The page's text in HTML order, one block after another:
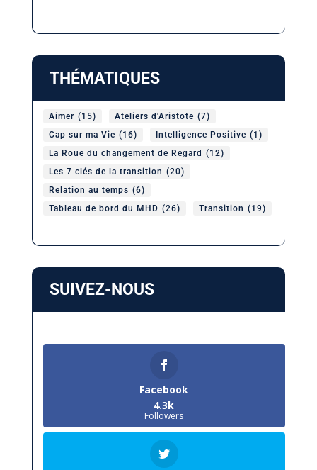
THÉMATIQUES
Aimer (15) Ateliers d'Aristote (7)
Cap sur ma Vie (16) Intelligence Positive (1)
La Roue du changement de Regard (12)
Les 7 clés de la transition (20)
Relation au temps (6)
Tableau de bord du MHD (26) Transition (19)
SUIVEZ-NOUS
Facebook
4.3k
Followers